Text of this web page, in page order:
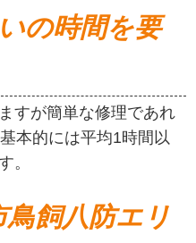
の時間を要
すが簡単な修理であれ
本的には平均1時間以
。
鳥飼八防エリ